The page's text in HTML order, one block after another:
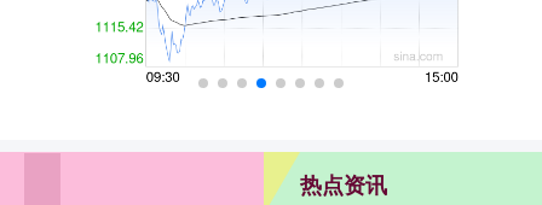
热点资讯